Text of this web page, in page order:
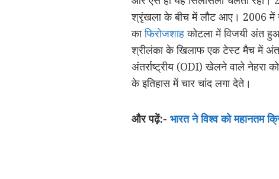
श्रृंखला के बीच में लौट आए। 2006 में
काफिरोजशाहकोटला में विजयी अंत
श्रीलंका के खिलाफ एक टेस्ट मैच में
अंतर्राष्ट्रीय (ODI) खेलने वाले नेहरा
के इतिहास में चार चांद लगा देते।
और पढ़ें:- भारत ने विश्व को महानतम